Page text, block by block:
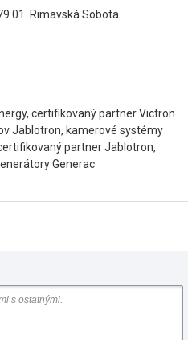
01
Rimavská Sobota
certifikovaný partner Victron
Jablotron, kamerové systémy
partner Jablotron,
Generac